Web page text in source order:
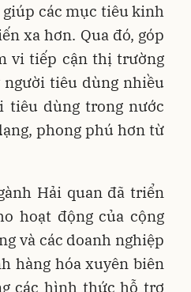
các mục tiêu kinh
xa hơn. Qua đó, góp
vi tiếp cận thị trường
người tiêu dùng nhiều
tiêu dùng trong nước
phong phú hơn từ
Hải quan đã triển
hoạt động của cộng
và các doanh nghiệp
hàng hóa xuyên biên
các hình thức hỗ trợ